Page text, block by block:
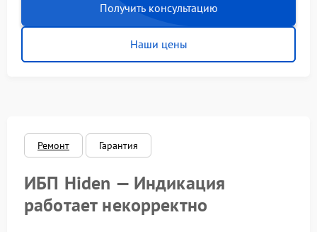
Получить консультацию
Наши цены
Ремонт Гарантия
ИБП Hiden — Индикация
работает некорректно